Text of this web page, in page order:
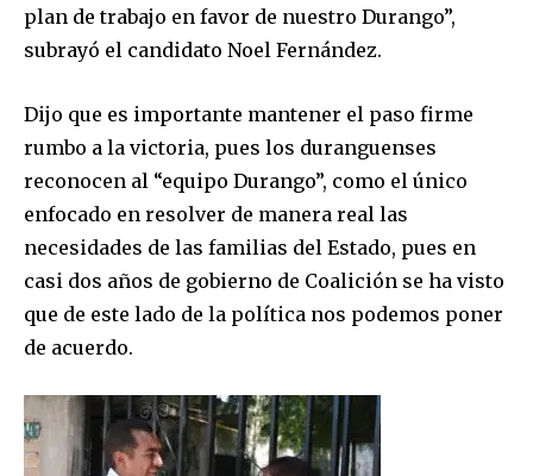
plan de trabajo en favor de nuestro Durango”,
subrayó el candidato Noel Fernández.
Dijo que es importante mantener el paso firme
rumbo a la victoria, pues los duranguenses
reconocen al “equipo Durango”, como el único
enfocado en resolver de manera real las
necesidades de las familias del Estado, pues en
casi dos años de gobierno de Coalición se ha visto
que de este lado de la política nos podemos poner
de acuerdo.